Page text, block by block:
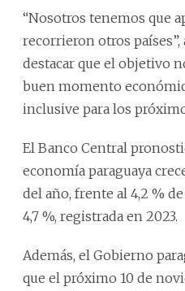
“Nosotros tenemos que
recorrieron otros
destacar que el objetivo
buen momento
inclusive para los
El Banco Central
economía paraguaya
del año, frente al 4,2 %
4,7 %, registrada en 2023.
Además, el Gobierno
que el próximo 10 de